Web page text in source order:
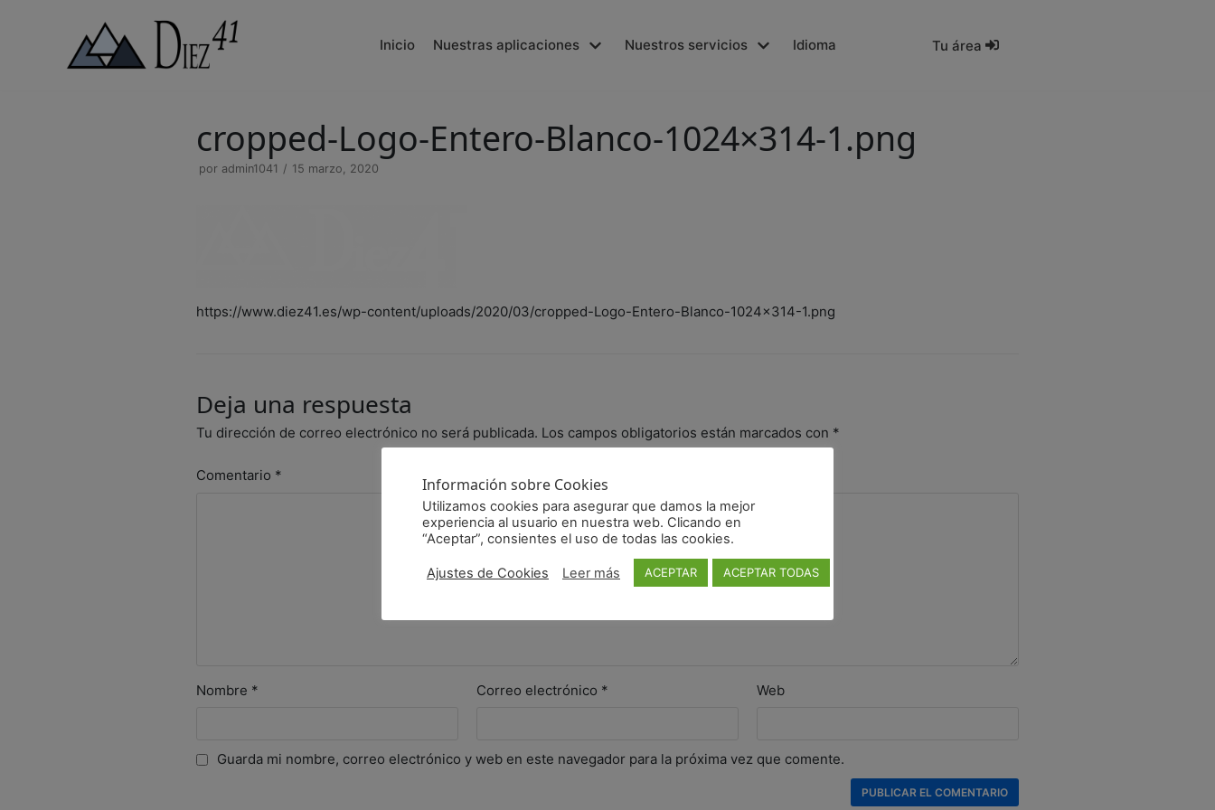
contenido
Inicio Nuestras aplicaciones Nuestros servicios Idioma Tu área
cropped-Logo-Entero-Blanco-1024×314-1.png
por admin1041 15 marzo, 2020
https://www.diez41.es/wp-content/uploads/2020/03/cropped-Logo-Entero-Blanco-1024×314-1.png
Deja una respuesta
Tu dirección de correo electrónico no será publicada. Los campos obligatorios están marcados con *
Comentario *
Nombre * Correo electrónico * Web
Guarda mi nombre, correo electrónico y web en este navegador para la próxima vez que comente.
Información sobre Cookies
Utilizamos cookies para asegurar que damos la mejor
experiencia al usuario en nuestra web. Clicando en
“Aceptar”, consientes el uso de todas las cookies.
Ajustes de Cookies Leer más ACEPTAR ACEPTAR TODAS